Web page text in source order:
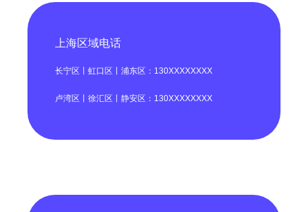
上海区域电话
长宁区丨虹口区丨浦东区：130XXXXXXXX
卢湾区丨徐汇区丨静安区：130XXXXXXXX